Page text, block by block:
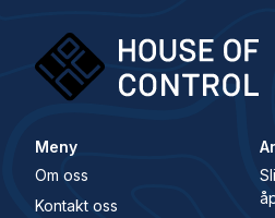
Meny
Om oss
Kontakt oss